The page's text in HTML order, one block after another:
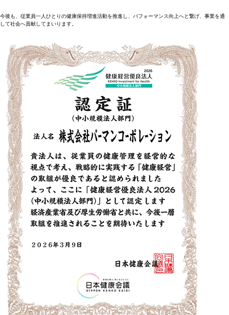
今後も、従業員一人ひとりの健康保持増進活動を推進し、パフォーマンス向上へと繋げ、事業を通
して社会へ貢献してまいります。